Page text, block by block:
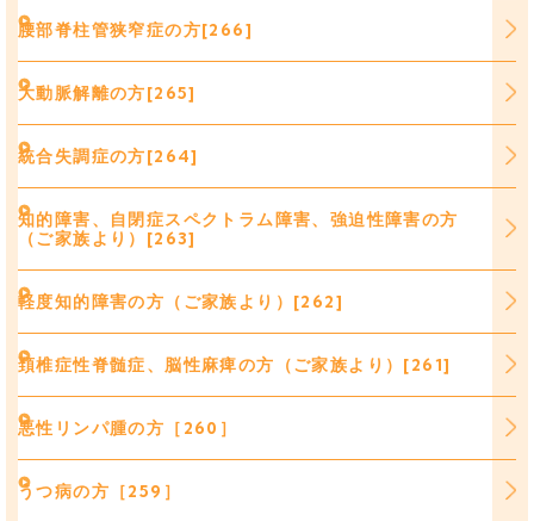
腰部脊柱管狭窄症の方[266]
大動脈解離の方[265]
統合失調症の方[264]
知的障害、自閉症スペクトラム障害、強迫性障害の方
（ご家族より）[263]
軽度知的障害の方（ご家族より）[262]
頚椎症性脊髄症、脳性麻痺の方（ご家族より）[261]
悪性リンパ腫の方［260］
うつ病の方［259］